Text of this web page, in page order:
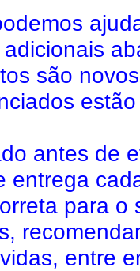
são
antes de
entrega
para o
entre